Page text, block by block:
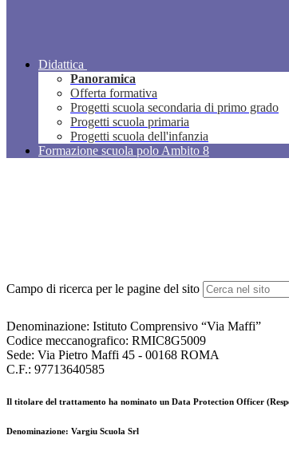
Didattica
Panoramica
Offerta formativa
Progetti scuola secondaria di primo grado
Progetti scuola primaria
Progetti scuola dell'infanzia
Formazione scuola polo Ambito 8
Campo di ricerca per le pagine del sito
Denominazione: Istituto Comprensivo “Via Maffi”
Codice meccanografico: RMIC8G5009
Sede: Via Pietro Maffi 45 - 00168 ROMA
C.F.: 97713640585
Il titolare del trattamento ha nominato un Data Protection Officer
Denominazione: Vargiu Scuola Srl